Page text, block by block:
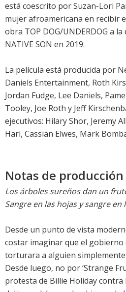
está coescrito por Suzan-Lori
mujer afroamericana en recibir
obra TOP DOG/UNDERDOG a
NATIVE SON en 2019.
La película está producida por
Daniels Entertainment, Roth
Jordan Fudge, Lee Daniels,
Tooley, Joe Roth y Jeff
ejecutivos: Hilary Shor, Jeremy
Hari, Cassian Elwes, Mark
Notas de producción
Los árboles sureños dan un
Sangre en las hojas y sangre en
Desde un punto de vista
costar imaginar que el gobierno
torturara a alguien
Desde luego, no por ‘Strange
protesta de Billie Holiday contra